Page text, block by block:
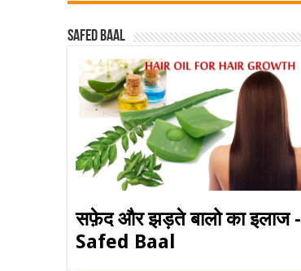
Safed baal
सफ़ेद और झड़ते बालो का इलाज -
Safed Baal